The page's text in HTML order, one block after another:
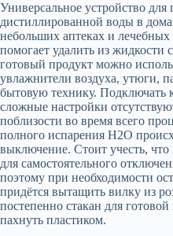
Универсальное устройство для
дистиллированной воды в
небольших аптеках и
помогает удалить из жидкости
готовый продукт можно
увлажнители воздуха, утюги,
бытовую технику. Подключать
сложные настройки
поблизости во время всего
полного испарения H2O
выключение. Стоит учесть,
для самостоятельного
поэтому при необходимости
придётся вытащить вилку из
постепенно стакан для
пахнуть пластиком.